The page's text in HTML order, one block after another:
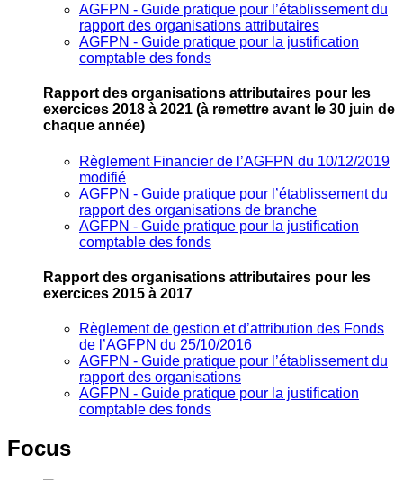
AGFPN ‐ Guide pratique pour l’établissement du
rapport des organisations attributaires
AGFPN ‐ Guide pratique pour la justification
comptable des fonds
Rapport des organisations attributaires pour les
exercices 2018 à 2021 (à remettre avant le 30 juin de
chaque année)
Règlement Financier de l’AGFPN du 10/12/2019
modifié
AGFPN ‐ Guide pratique pour l’établissement du
rapport des organisations de branche
AGFPN ‐ Guide pratique pour la justification
comptable des fonds
Rapport des organisations attributaires pour les
exercices 2015 à 2017
Règlement de gestion et d’attribution des Fonds
de l’AGFPN du 25/10/2016
AGFPN ‐ Guide pratique pour l’établissement du
rapport des organisations
AGFPN ‐ Guide pratique pour la justification
comptable des fonds
Focus